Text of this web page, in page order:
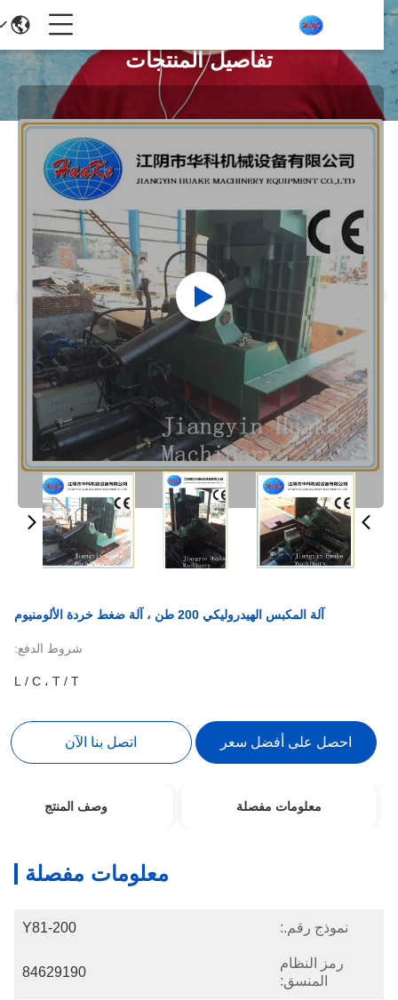
تفاصيل المنتجات
آلة المكبس الهيدروليكي 200 طن ، آلة ضغط خردة الألومنيوم
شروط الدفع:
L / C ، T / T
احصل على أفضل سعر اتصل بنا الآن
معلومات مفصلة وصف المنتج
معلومات مفصلة
نموذج رقم.: Y81-200
رمز النظام
المنسق:
84629190